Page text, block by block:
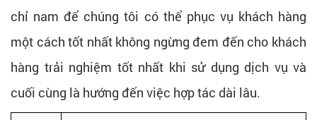
chỉ nam để chúng tôi có thể phục vụ khách hàng
một cách tốt nhất không ngừng đem đến cho khách
hàng trải nghiệm tốt nhất khi sử dụng dịch vụ và
cuối cùng là hướng đến việc hợp tác dài lâu.